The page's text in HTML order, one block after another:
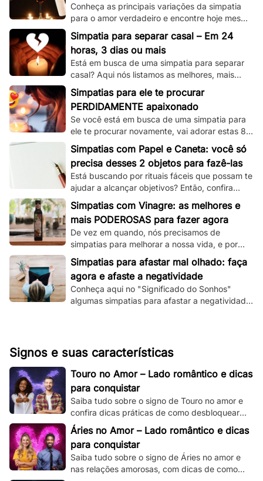
Conheça as principais variações da simpatia
para o amor verdadeiro e encontre hoje mesmo
sua alma gêmea! Todas são simples de se
fazer!
Simpatia para separar casal – Em 24
horas, 3 dias ou mais
Está em busca de uma simpatia para separar
casal? Aqui nós listamos as melhores, mais
simples e mais funcionais simpatias desse tipo!
Simpatias para ele te procurar
PERDIDAMENTE apaixonado
Se você está em busca de uma simpatia para
ele te procurar novamente, vai adorar estas 8
simpatias de amor e amarração que
separamos.
Simpatias com Papel e Caneta: você só
precisa desses 2 objetos para fazê-las
Está buscando por rituais fáceis que possam te
ajudar a alcançar objetivos? Então, confira
essas simpatias com papel e caneta.
Simpatias com Vinagre: as melhores e
mais PODEROSAS para fazer agora
De vez em quando, nós precisamos de
simpatias para melhorar a nossa vida, e por
isso, veja aqui as melhores que utilizam
vinagre!
Simpatias para afastar mal olhado: faça
agora e afaste a negatividade
Conheça aqui no "Significado do Sonhos"
algumas simpatias para afastar a negatividade
Signos e suas características
Touro no Amor – Lado romântico e dicas
para conquistar
Saiba tudo sobre o signo de Touro no amor e
confira dicas práticas de como desbloquear
seu lado romântico!
Áries no Amor – Lado romântico e dicas
para conquistar
Saiba tudo sobre o signo de Áries no amor e
nas relações amorosas, com dicas de como